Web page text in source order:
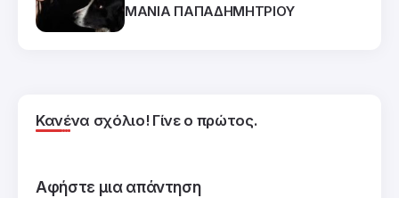
ΜΑΝΙΑ ΠΑΠΑΔΗΜΗΤΡΙΟΥ
Κανένα σχόλιο! Γίνε ο πρώτος.
Αφήστε μια απάντηση